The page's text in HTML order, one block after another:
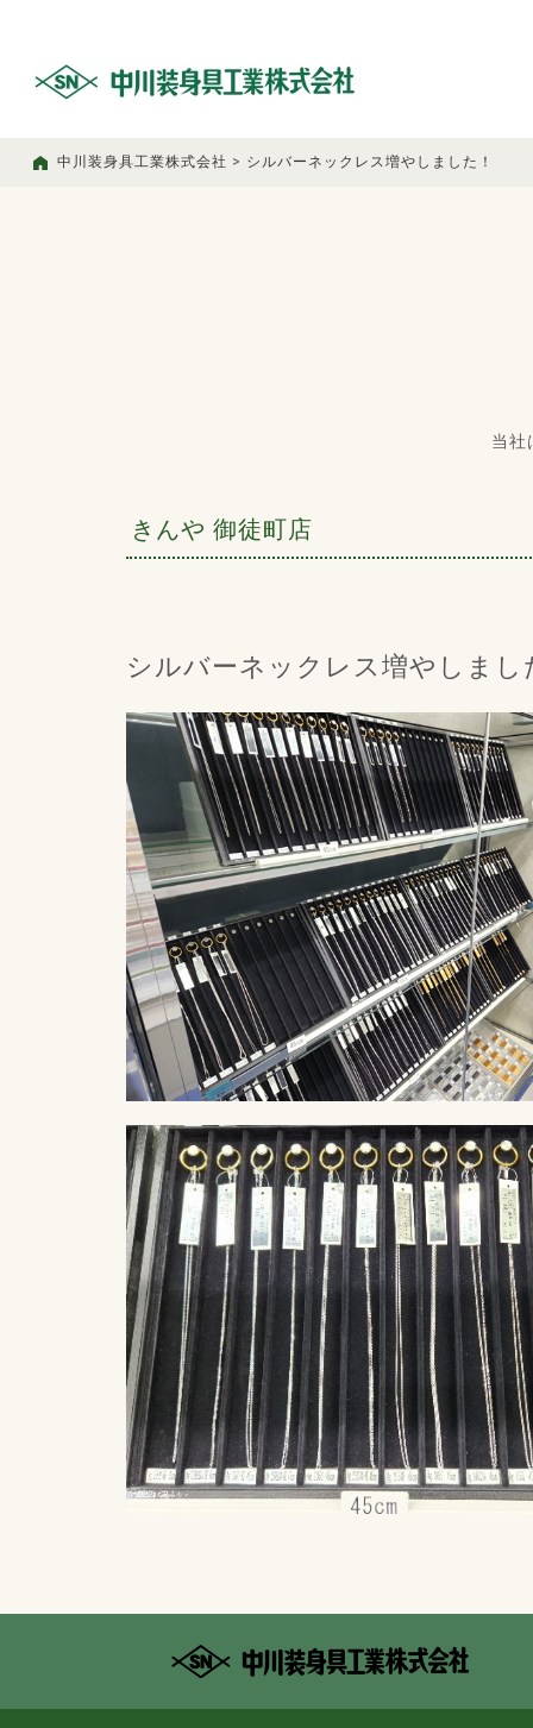
中川装身具工業株式会社 > シルバーネックレス増やしました！
当社
きんや 御徒町店
シルバーネックレス増やしまし